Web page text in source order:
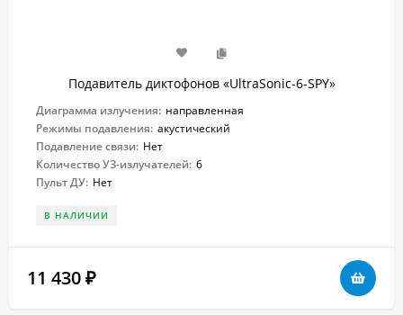
Подавитель диктофонов «UltraSonic-6-SPY»
Диаграмма излучения: направленная
Режимы подавления: акустический
Подавление связи: Нет
Количество УЗ-излучателей: 6
Пульт ДУ: Нет
В НАЛИЧИИ
11 430 ₽